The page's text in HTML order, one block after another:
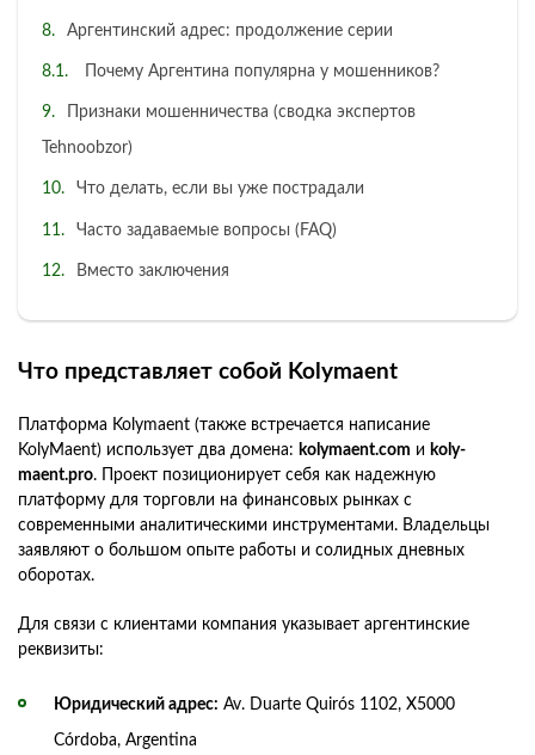
Аргентинский адрес: продолжение серии
Почему Аргентина популярна у мошенников?
Признаки мошенничества (сводка экспертов
Tehnoobzor)
Что делать, если вы уже пострадали
Часто задаваемые вопросы (FAQ)
Вместо заключения
Что представляет собой Kolymaent
Платформа Kolymaent (также встречается написание
KolyMaent) использует два домена: kolymaent.com и koly-
maent.pro. Проект позиционирует себя как надежную
платформу для торговли на финансовых рынках с
современными аналитическими инструментами. Владельцы
заявляют о большом опыте работы и солидных дневных
оборотах.
Для связи с клиентами компания указывает аргентинские
реквизиты:
Юридический адрес: Av. Duarte Quirós 1102, X5000
Córdoba, Argentina